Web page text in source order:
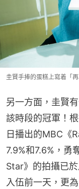
圭賢手捧的蛋糕上寫着「
另一方面，圭賢
該時段的冠軍！
日播出的MBC《
7.9%和7.6%，勇
Star》的拍攝已
入伍前一天，更